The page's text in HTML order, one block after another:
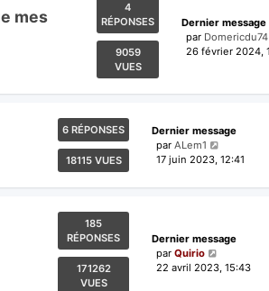
mes
4
RÉPONSES
9059
VUES
Dernier message
par Domericdu74
26 février 2024,
6 RÉPONSES
18115 VUES
Dernier message
par ALem1
17 juin 2023, 12:41
185
RÉPONSES
171262
VUES
Dernier message
par Quirio
22 avril 2023, 15:43